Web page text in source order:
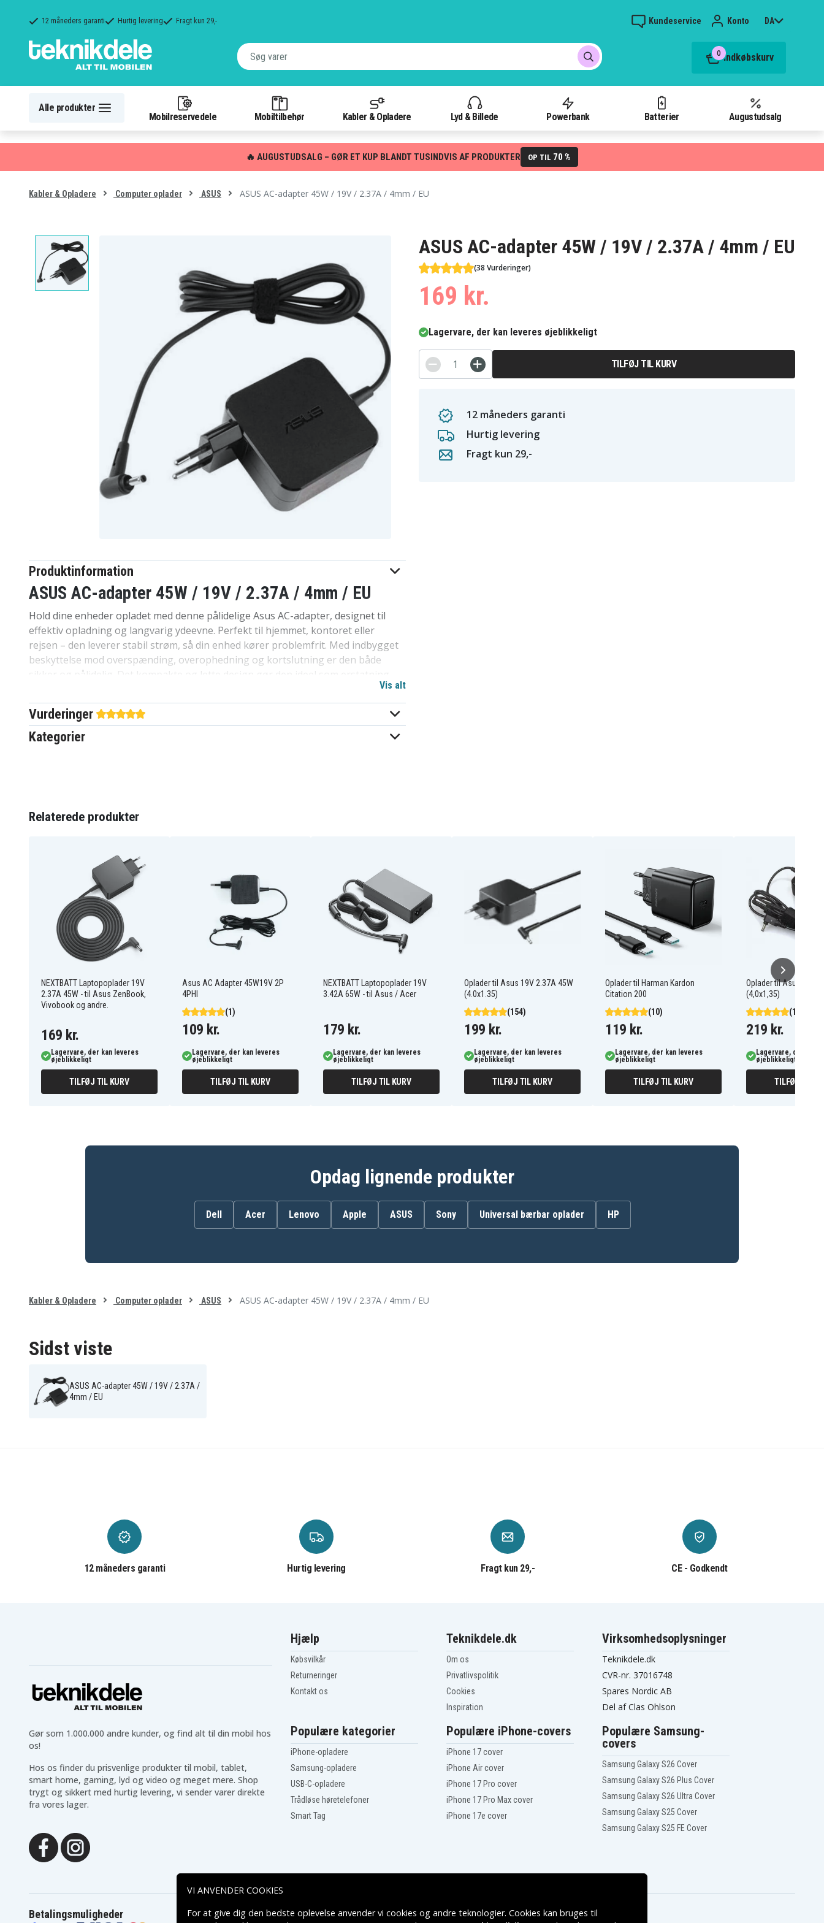
12 måneders garanti Hurtig levering Fragt kun 29,- Kundeservice Konto DA
0 Indkøbskurv
Alle produkter
Mobilreservedele Mobiltilbehør Kabler & Opladere Lyd & Billede Powerbank Batterier Augustudsalg
🔥 AUGUSTUDSALG – GØR ET KUP BLANDT TUSINDVIS AF PRODUKTER OP TIL 70 %
Kabler & Opladere Computer oplader ASUS ASUS AC-adapter 45W / 19V / 2.37A / 4mm / EU
ASUS AC-adapter 45W / 19V / 2.37A / 4mm / EU
(38 Vurderinger)
169 kr.
Lagervare, der kan leveres øjeblikkeligt
TILFØJ TIL KURV
12 måneders garanti
Hurtig levering
Fragt kun 29,-
Produktinformation
ASUS AC-adapter 45W / 19V / 2.37A / 4mm / EU
Hold dine enheder opladet med denne pålidelige Asus AC-adapter, designet til
effektiv opladning og langvarig ydeevne. Perfekt til hjemmet, kontoret eller
rejsen – den leverer stabil strøm, så din enhed kører problemfrit. Med indbygget
beskyttelse mod overspænding, overophedning og kortslutning er den både
sikker og pålidelig. Det kompakte og lette design gør den ideel som erstatning
eller ekstra adapter. Kompatibel med en bred vifte af Asus-laptops for alsidig
brug.
Specifikationer:
Spænding: 19V
Strøm: 2.37A
Strømstik: EU
Kompatibel med: Asus ZenBook UX32A, Asus VivoBook X556UA, Asus
VivoBook Max X541SC, Asus R301UA, Asus VivoBook Max F541UA, Asus
VivoBook Max X441UR, Asus ZenBook Flip 14 UX461UA, Asus VivoBook
F540UA, Asus VivoBook Max F541UV, Asus VivoBook S14 S430UA
Artikkelnr 0A001-00692500
Produkttype AC adapter
ASUS
Effekt 45 W
Vis alt
Vurderinger
Kategorier
Relaterede produkter
NEXTBATT Laptopoplader 19V
2.37A 45W - til Asus ZenBook,
Vivobook og andre.
169 kr.
Lagervare, der kan leveres
øjeblikkeligt
TILFØJ TIL KURV
Asus AC Adapter 45W19V 2P
4PHI
(1)
109 kr.
Lagervare, der kan leveres
øjeblikkeligt
TILFØJ TIL KURV
NEXTBATT Laptopoplader 19V
3.42A 65W - til Asus / Acer
179 kr.
Lagervare, der kan leveres
øjeblikkeligt
TILFØJ TIL KURV
Oplader til Asus 19V 2.37A 45W
(4.0x1.35)
(154)
199 kr.
Lagervare, der kan leveres
øjeblikkeligt
TILFØJ TIL KURV
Oplader til Harman Kardon
Citation 200
(10)
119 kr.
Lagervare, der kan leveres
øjeblikkeligt
TILFØJ TIL KURV
Oplader til Asus 19V
(4,0x1,35)
(173)
219 kr.
Lagervare, der kan
øjeblikkeligt
TILFØJ TIL
Opdag lignende produkter
Dell Acer Lenovo Apple ASUS Sony Universal bærbar oplader HP
Kabler & Opladere Computer oplader ASUS ASUS AC-adapter 45W / 19V / 2.37A / 4mm / EU
Sidst viste
ASUS AC-adapter 45W / 19V / 2.37A /
4mm / EU
12 måneders garanti Hurtig levering Fragt kun 29,- CE - Godkendt
Gør som 1.000.000 andre kunder, og find alt til din mobil hos
os!
Hos os finder du prisvenlige produkter til mobil, tablet,
smart home, gaming, lyd og video og meget mere. Shop
trygt og sikkert med hurtig levering, vi sender varer direkte
fra vores lager.
Hjælp
Købsvilkår
Returneringer
Kontakt os
Teknikdele.dk
Om os
Privatlivspolitik
Cookies
Inspiration
Virksomhedsoplysninger
Teknikdele.dk
CVR-nr. 37016748
Spares Nordic AB
Del af Clas Ohlson
Populære kategorier
iPhone-opladere
Samsung-opladere
USB-C-opladere
Trådløse høretelefoner
Smart Tag
Populære iPhone-covers
iPhone 17 cover
iPhone Air cover
iPhone 17 Pro cover
iPhone 17 Pro Max cover
iPhone 17e cover
Populære Samsung-
covers
Samsung Galaxy S26 Cover
Samsung Galaxy S26 Plus Cover
Samsung Galaxy S26 Ultra Cover
Samsung Galaxy S25 Cover
Samsung Galaxy S25 FE Cover
Betalingsmuligheder Leveringsmuligheder
VI ANVENDER COOKIES
For at give dig den bedste oplevelse anvender vi cookies og andre teknologier. Cookies kan bruges til